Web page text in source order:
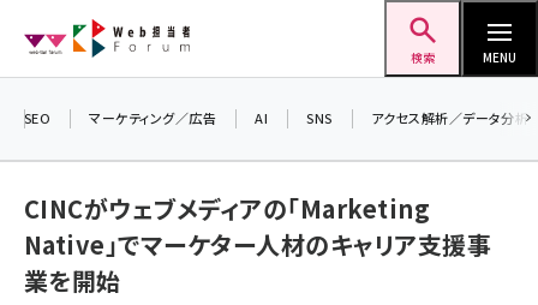
ン
検索 MENU
seo (3519)
SEO マーケティング／広告 AI SNS アクセス解析／データ分析
CINCがウェブメディアの「Marketing
Native」でマーケター人材のキャリア支援事
業を開始
▼ア